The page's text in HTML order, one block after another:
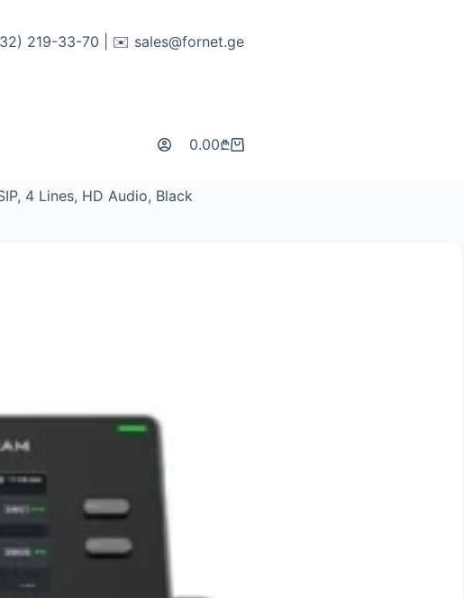
219-33-70 | ✉️ sales@fornet.ge
Shopping
0.00₾
4 Lines, HD Audio, Black